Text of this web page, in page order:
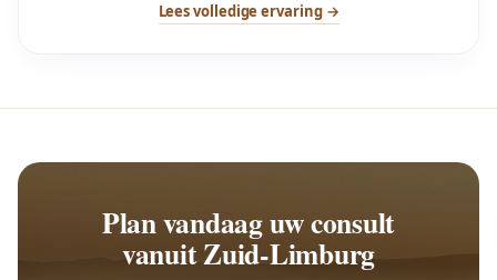
Lees volledige ervaring →
Plan vandaag uw consult
vanuit Zuid-Limburg